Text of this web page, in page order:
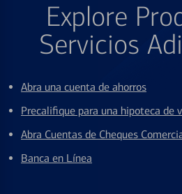
Explore
Servicios
Abra una cuenta de ahorros
Precalifique para una hipoteca de
Abra Cuentas de Cheques
Banca en Línea